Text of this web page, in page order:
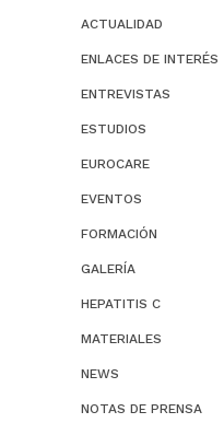
ACTUALIDAD
ENLACES DE INTERÉS
ENTREVISTAS
ESTUDIOS
EUROCARE
EVENTOS
FORMACIÓN
GALERÍA
HEPATITIS C
MATERIALES
NEWS
NOTAS DE PRENSA